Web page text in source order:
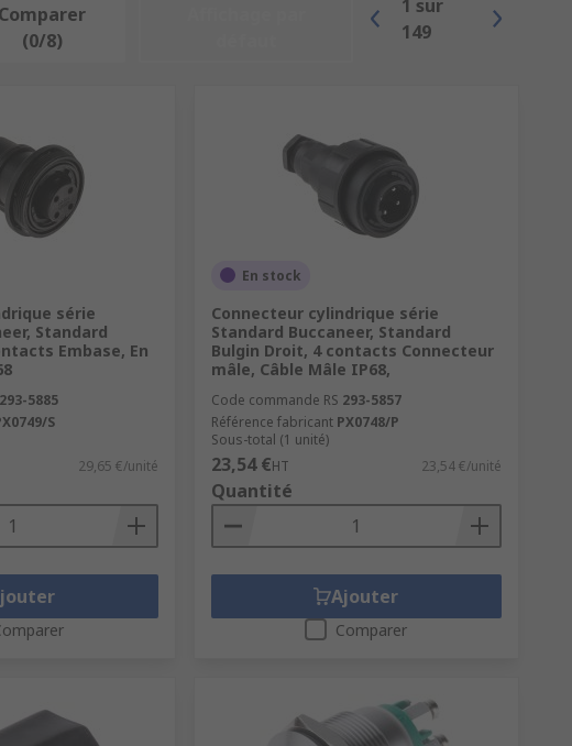
Comparer
(0/8)
1 sur
149
série
Standard
Embase, En
293-5885
S
29,65 €/unité
En stock
Connecteur cylindrique série
Standard Buccaneer, Standard
Bulgin Droit, 4 contacts Connecteur
mâle, Câble Mâle IP68,
Code commande RS 293-5857
Référence fabricant PX0748/P
Sous-total (1 unité)
23,54 €HT 23,54 €/unité
Quantité
Ajouter
Comparer